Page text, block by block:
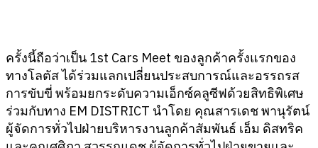
ครั้งนี้ถือว่าเป็น 1st Cars Meet ของลูกค้าครั้งแรกของ
ทางโลตัส ได้ร่วมแลกเปลี่ยนประสบการณ์และอรรถรส
การขับขี่ พร้อมยกระดับความเอ็กซ์คลูซีฟด้วยสิทธิพิเศษ
ร่วมกับทาง EM DISTRICT นำโดย คุณสารเดช พานุรัตน์
ผู้จัดการทั่วไปฝ่ายบริหารงานลูกค้าสัมพันธ์ เอ็ม ดิสทริค